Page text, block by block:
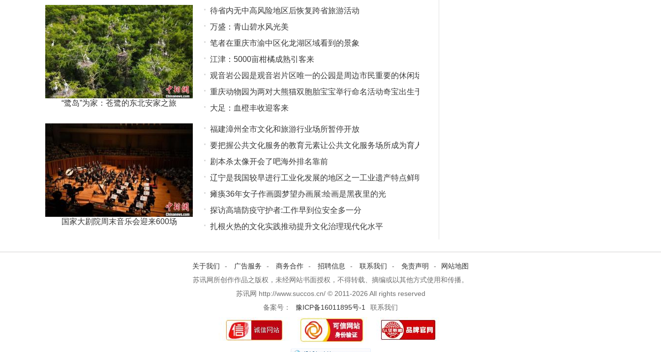
“鹭岛”为家：苍鹭的东北安家之旅
待省内无中高风险地区后恢复跨省旅游活动
万盛：青山碧水风光美
笔者在重庆市渝中区化龙湖区域看到的景象
江津：5000亩柑橘成熟引客来
观音岩公园是观音岩片区唯一的公园是周边市民重要的休闲场
所
重庆动物园为两对大熊猫双胞胎宝宝举行命名活动奇宝出生于9
月1
大足：血橙丰收迎客来
国家大剧院周末音乐会迎来600场
福建漳州全市文化和旅游行业场所暂停开放
要把握公共文化服务的教育元素让公共文化服务场所成为育人
载体
剧本杀太像开会了吧海外排名靠前
辽宁是我国较早进行工业化发展的地区之一工业遗产特点鲜明
瘫痪36年女子作画圆梦望办画展:绘画是黑夜里的光
探访高墙防疫守护者:工作早到位安全多一分
扎根火热的文化实践推动提升文化治理现代化水平
关于我们 - 广告服务 - 商务合作 - 招聘信息 - 联系我们 - 免责声明 -
网站地图
苏讯网所创作作品之版权，未经网站书面授权，不得转载、摘编或以其他方式使用和传播。
苏讯网 http://www.succos.cn/ © 2011-2026 All rights reserved
备案号：
豫ICP备16011895号-1 联系我们